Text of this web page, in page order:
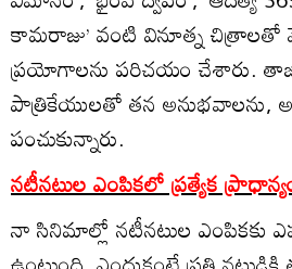
కామరాజు’ వంటి వినూత్న చిత్రాలతో
ప్రయోగాలను పరిచయం చేశారు.
పాత్రికేయులతో తన అనుభవాలను,
పంచుకున్నారు.
నటీనటుల ఎంపికలో ప్రత్యేక
నా సినిమాల్లో నటీనటుల ఎంపికకు